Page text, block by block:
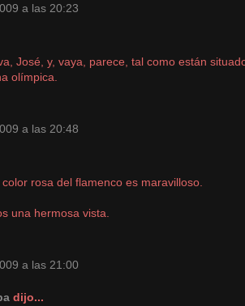
a las 20:23
José, y, vaya, parece, tal como están
olímpica.
a las 20:48
rosa del flamenco es maravilloso.
una hermosa vista.
a las 21:00
dijo...